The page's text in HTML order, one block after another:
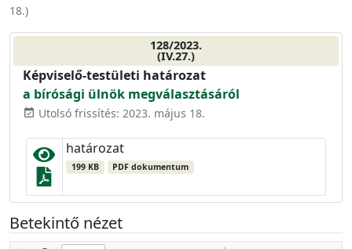
18.)
128/2023.
(IV.27.)
Képviselő-testületi határozat
a bírósági ülnök megválasztásáról
event_available Utolsó frissítés: 2023. május 18.
határozat
199 KB PDF dokumentum
Betekintő nézet